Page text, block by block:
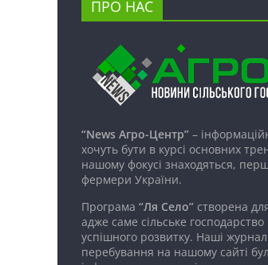
ПРО НАС
“News Агро-Центр” –
хочуть бути в курсі основних
нашому фокусі знаходяться,
фермери України.
Програма “Ля Село” створена
адже саме сільське
успішного розвитку. Наші
перебування на нашому сайті